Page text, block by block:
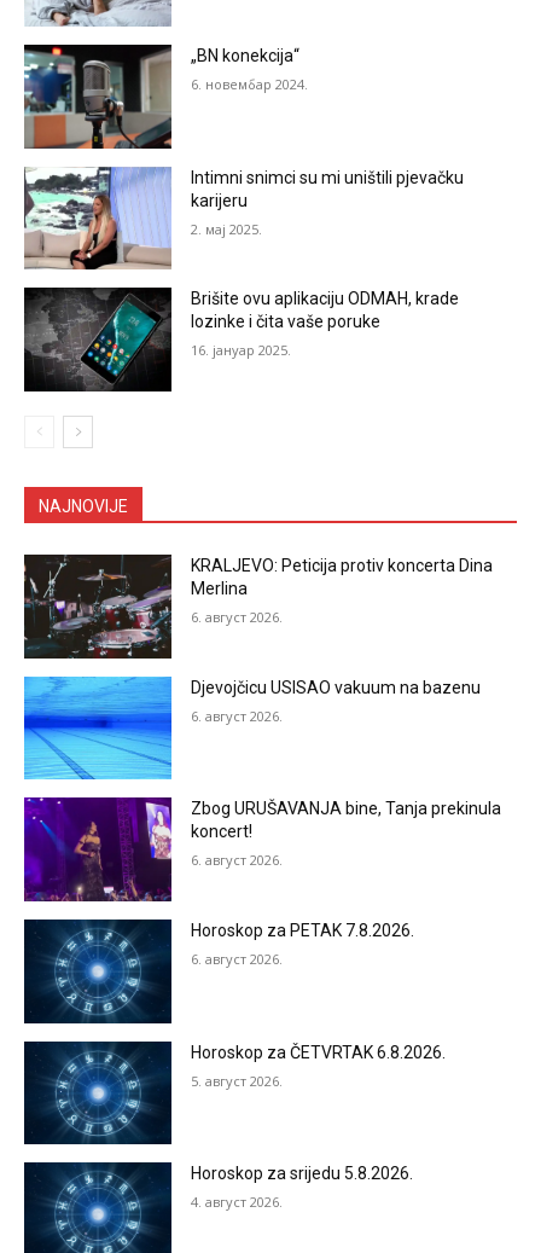
„BN konekcija“
6. новембар 2024.
Intimni snimci su mi uništili pjevačku
karijeru
2. мај 2025.
Brišite ovu aplikaciju ODMAH, krade
lozinke i čita vaše poruke
16. јануар 2025.
NAJNOVIJE
KRALJEVO: Peticija protiv koncerta Dina
Merlina
6. август 2026.
Djevojčicu USISAO vakuum na bazenu
6. август 2026.
Zbog URUŠAVANJA bine, Tanja prekinula
koncert!
6. август 2026.
Horoskop za PETAK 7.8.2026.
6. август 2026.
Horoskop za ČETVRTAK 6.8.2026.
5. август 2026.
Horoskop za srijedu 5.8.2026.
4. август 2026.